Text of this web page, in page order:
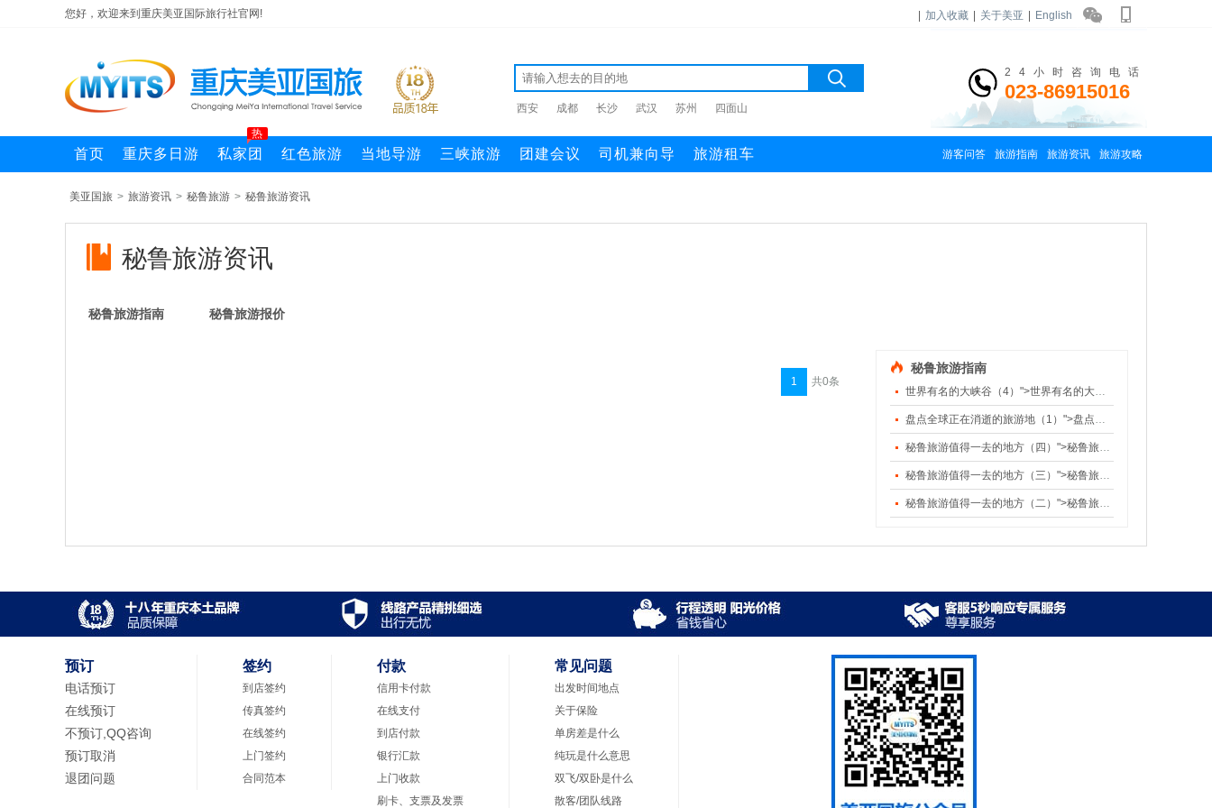
您好，欢迎来到重庆美亚国际旅行社官网! 加入收藏 关于美亚 English
西安 成都 长沙 武汉 苏州 四面山
24小时咨询电话
023-86915016
首页 重庆多日游 私家团
热
红色旅游 当地导游 三峡旅游 团建会议 司机兼向导 旅游租车 游客问答 旅游指南 旅游资讯 旅游攻略
美亚国旅 > 旅游资讯 > 秘鲁旅游 > 秘鲁旅游资讯
秘鲁旅游资讯
秘鲁旅游指南 秘鲁旅游报价
共0条
1
秘鲁旅游指南
世界有名的大峡谷（4）">世界有名的大峡谷（4）
盘点全球正在消逝的旅游地（1）">盘点全球正在消逝的旅游地（1）
秘鲁旅游值得一去的地方（四）">秘鲁旅游值得一去的地方（四）
秘鲁旅游值得一去的地方（三）">秘鲁旅游值得一去的地方（三）
秘鲁旅游值得一去的地方（二）">秘鲁旅游值得一去的地方（二）
预订
电话预订
在线预订
不预订,QQ咨询
预订取消
退团问题
签约
到店签约
传真签约
在线签约
上门签约
合同范本
付款
信用卡付款
在线支付
到店付款
银行汇款
上门收款
刷卡、支票及发票
常见问题
出发时间地点
关于保险
单房差是什么
纯玩是什么意思
双飞/双卧是什么
散客/团队线路